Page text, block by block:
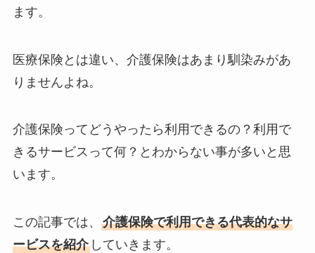
ます。
医療保険とは違い、介護保険はあまり馴染みがあ
りませんよね。
介護保険ってどうやったら利用できるの？利用で
きるサービスって何？とわからない事が多いと思
います。
この記事では、 介護保険で利用できる代表的なサ
ービスを紹介していきます。